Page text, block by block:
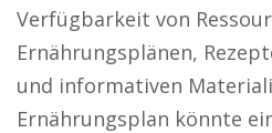
Verfügbarkeit von
Ernährungsplänen,
und informativen
Ernährungsplan könnte